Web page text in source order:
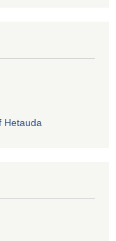
Hetauda